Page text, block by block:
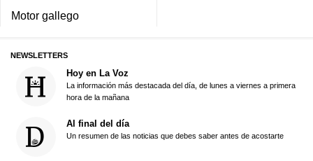
Motor gallego
NEWSLETTERS
Hoy en La Voz
La información más destacada del día, de lunes a viernes a primera
hora de la mañana
Al final del día
Un resumen de las noticias que debes saber antes de acostarte